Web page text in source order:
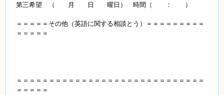
第三希望 （ 月 日 曜日） 時間（ ： ）
＝＝＝＝＝その他（英語に関する相談とう）＝＝＝＝＝＝＝＝＝
＝＝＝＝＝
＝＝＝＝＝＝＝＝＝＝＝＝＝＝＝＝＝＝＝＝＝＝＝＝＝＝＝＝＝
＝＝＝＝＝